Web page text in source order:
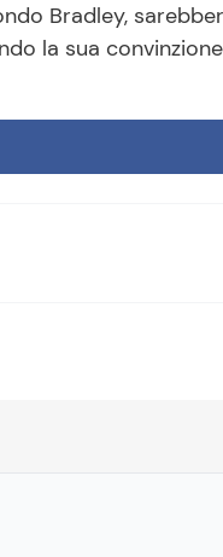
Bradley,
la sua